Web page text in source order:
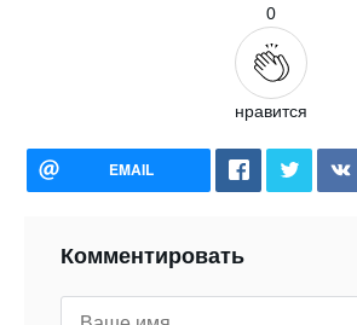
0
нравится
EMAIL
Комментировать